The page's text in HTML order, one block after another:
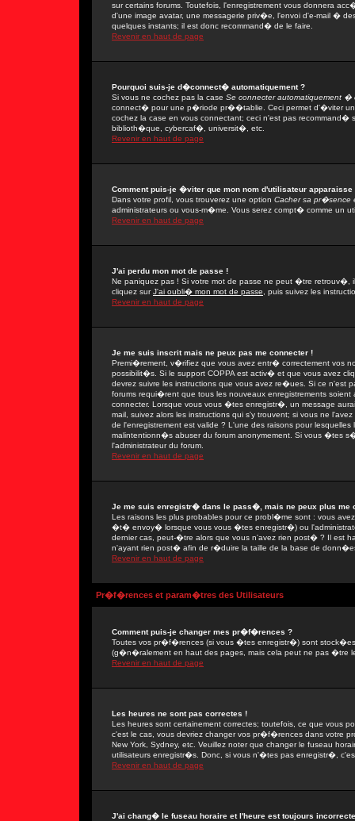
sur certains forums. Toutefois, l'enregistrement vous donnera
d'une image avatar, une messagerie priv�e, l'envoi d'e-mail �
quelques instants; il est donc recommand� de le faire.
Revenir en haut de page
Pourquoi suis-je d�connect� automatiquement ?
Si vous ne cochez pas la case Se connecter automatiquement �
connect� pour une p�riode pr��tablie. Ceci permet d'�viter
cochez la case en vous connectant; ceci n'est pas
biblioth�que, cybercaf�, universit�, etc.
Revenir en haut de page
Comment puis-je �viter que mon nom d'utilisateur
Dans votre profil, vous trouverez une option Cacher sa pr�sence
administrateurs ou vous-m�me. Vous serez compt� comme un
Revenir en haut de page
J'ai perdu mon mot de passe !
Ne paniquez pas ! Si votre mot de passe ne peut �tre
cliquez surJ'ai oubli� mon mot de passe , puis suivez les
Revenir en haut de page
Je me suis inscrit mais ne peux pas me connecter !
Premi�rement, v�rifiez que vous avez entr� correctement vos
possibilit�s. Si le support COPPA est activ� et que vous avez
devrez suivre les instructions que vous avez re�ues. Si ce
forums requi�rent que tous les nouveaux enregistrements
connecter. Lorsque vous vous �tes enregistr�, un message
mail, suivez alors les instructions qui s'y trouvent; si vous ne
de l'enregistrement est valide ? L'une des raisons pour
malintentionn�s abuser du forum anonymement. Si vous �tes
l'administrateur du forum.
Revenir en haut de page
Je me suis enregistr� dans le pass�, mais ne peux plus me
Les raisons les plus probables pour ce probl�me sont : vous
�t� envoy� lorsque vous vous �tes enregistr�) ou
dernier cas, peut-�tre alors que vous n'avez rien post� ? Il est
n'ayant rien post� afin de r�duire la taille de la base de
Revenir en haut de page
Pr�f�rences et param�tres des Utilisateurs
Comment puis-je changer mes pr�f�rences ?
Toutes vos pr�f�rences (si vous �tes enregistr�) sont
(g�n�ralement en haut des pages, mais cela peut ne pas �tre
Revenir en haut de page
Les heures ne sont pas correctes !
Les heures sont certainement correctes; toutefois, ce que vous
c'est le cas, vous devriez changer vos pr�f�rences dans votre
New York, Sydney, etc. Veuillez noter que changer le fuseau
utilisateurs enregistr�s. Donc, si vous n'�tes pas enregistr�,
Revenir en haut de page
J'ai chang� le fuseau horaire et l'heure est toujours